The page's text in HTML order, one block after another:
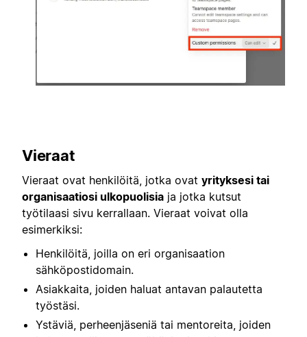
Vieraat
Vieraat ovat henkilöitä, jotka ovat yrityksesi tai
organisaatiosi ulkopuolisia ja jotka kutsut
työtilaasi sivu kerrallaan. Vieraat voivat olla
esimerkiksi:
Henkilöitä, joilla on eri organisaation
sähköpostidomain.
Asiakkaita, joiden haluat antavan palautetta
työstäsi.
Ystäviä, perheenjäseniä tai mentoreita, joiden